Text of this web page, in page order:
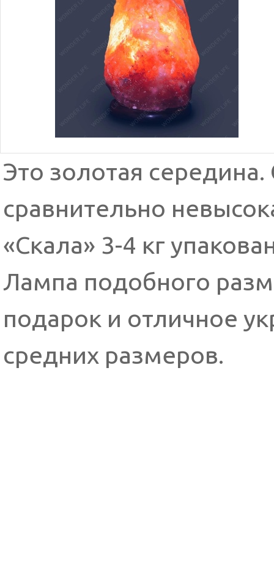
Это золотая
сравнительно
«Скала» 3-4 кг
Лампа подобного
подарок и отличное
средних размеров.